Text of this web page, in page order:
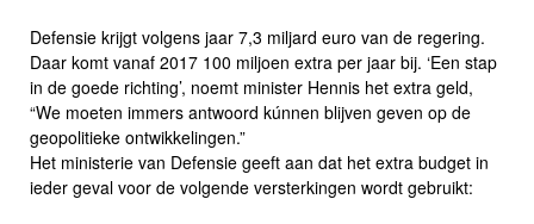
Defensie krijgt volgens jaar 7,3 miljard euro van de regering.
Daar komt vanaf 2017 100 miljoen extra per jaar bij. ‘Een stap
in de goede richting’, noemt minister Hennis het extra geld,
“We moeten immers antwoord kúnnen blijven geven op de
geopolitieke ontwikkelingen.”
Het ministerie van Defensie geeft aan dat het extra budget in
ieder geval voor de volgende versterkingen wordt gebruikt: